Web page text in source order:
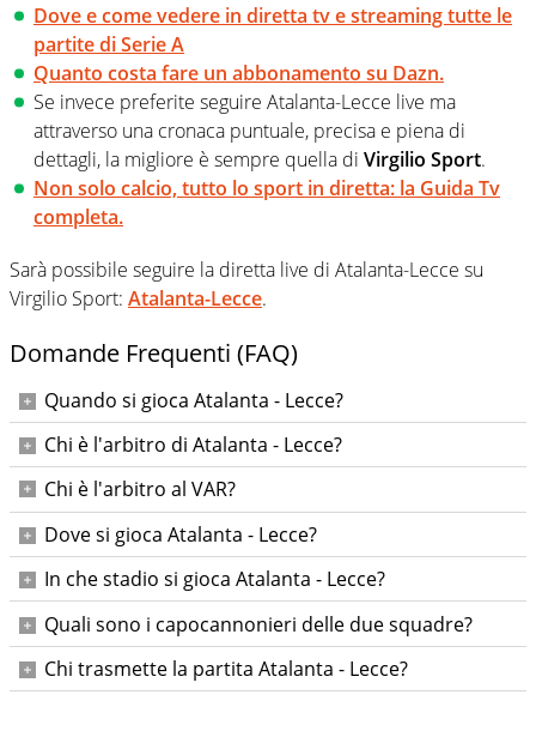
Dove e come vedere in diretta tv e streaming tutte le
partite di Serie A
Quanto costa fare un abbonamento su Dazn.
Se invece preferite seguire Atalanta-Lecce live ma
attraverso una cronaca puntuale, precisa e piena di
dettagli, la migliore è sempre quella di Virgilio Sport.
Non solo calcio, tutto lo sport in diretta: la Guida Tv
completa.
Sarà possibile seguire la diretta live di Atalanta-Lecce su
Virgilio Sport: Atalanta-Lecce.
Domande Frequenti (FAQ)
Quando si gioca Atalanta - Lecce?
La gara tra Atalanta e Lecce si giocherà domenica 27 aprile
2025 alle ore 20:45
Chi è l'arbitro di Atalanta - Lecce?
L'arbitro del match sarà Federico La Penna
Chi è l'arbitro al VAR?
L'arbitro al VAR del match Atalanta - Lecce sarà Daniele
Chiffi
Dove si gioca Atalanta - Lecce?
La partita si gioca a Bergamo
In che stadio si gioca Atalanta - Lecce?
Stadio Gewiss Stadium
Quali sono i capocannonieri delle due squadre?
Ad oggi il capocannoniere dell'Atalanta è Mateo Retegui
con 23 gol, mentre il capocannoniere del Lecce è Nikola
Chi trasmette la partita Atalanta - Lecce?